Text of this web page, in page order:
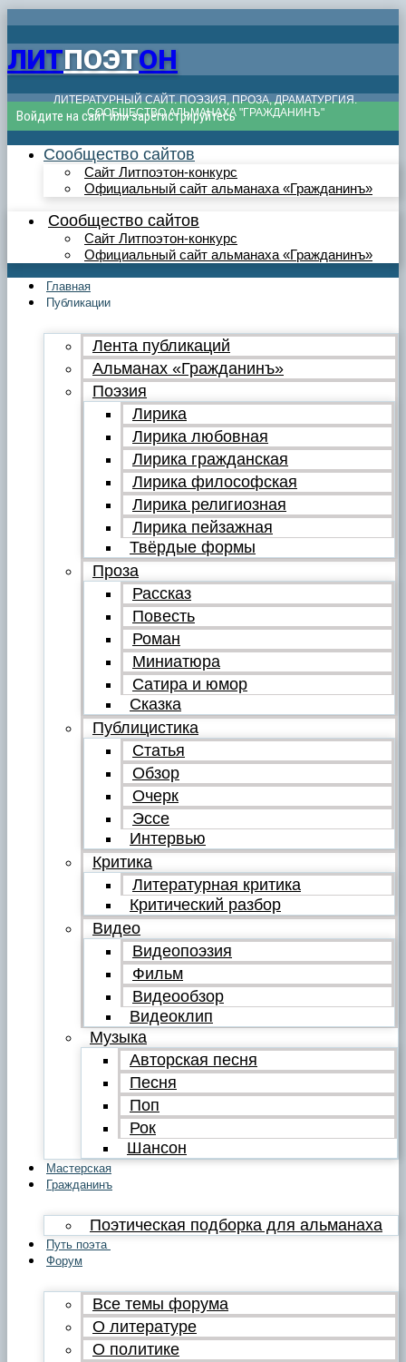
ЛИТПОЭТОН
ЛИТЕРАТУРНЫЙ САЙТ. ПОЭЗИЯ, ПРОЗА, ДРАМАТУРГИЯ.
СООБЩЕСТВО АЛЬМАНАХА "ГРАЖДАНИНЪ"
Войдите на сайт или зарегистрируйтесь
Сообщество сайтов
Сайт Литпоэтон-конкурс
Официальный сайт альманаха «Гражданинъ»
Сообщество сайтов
Сайт Литпоэтон-конкурс
Официальный сайт альманаха «Гражданинъ»
Главная
Публикации
Лента публикаций
Альманах «Гражданинъ»
Поэзия
Лирика
Лирика любовная
Лирика гражданская
Лирика философская
Лирика религиозная
Лирика пейзажная
Твёрдые формы
Проза
Рассказ
Повесть
Роман
Миниатюра
Сатира и юмор
Сказка
Публицистика
Статья
Обзор
Очерк
Эссе
Интервью
Критика
Литературная критика
Критический разбор
Видео
Видеопоэзия
Фильм
Видеообзор
Видеоклип
Музыка
Авторская песня
Песня
Поп
Рок
Шансон
Мастерская
Гражданинъ
Поэтическая подборка для альманаха
Путь поэта
Форум
Все темы форума
О литературе
О политике